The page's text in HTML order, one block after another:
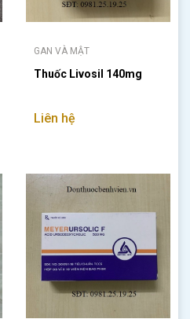
GAN VÀ MẬT
Thuốc Livosil 140mg
Liên hệ